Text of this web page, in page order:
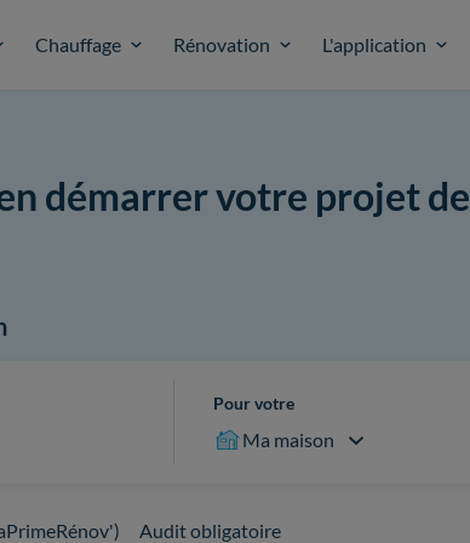
Chauffage Rénovation L'application
démarrer votre projet de
Pour votre
Ma maison
Audit obligatoire